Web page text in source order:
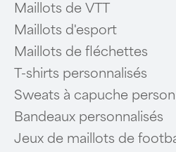
Maillots de VTT
Maillots d'esport
Maillots de fléchettes
T-shirts personnalisés
Sweats à capuche
Bandeaux personnalisés
Jeux de maillots de